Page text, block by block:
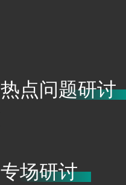
热点问题研讨
地下空间
专场研讨